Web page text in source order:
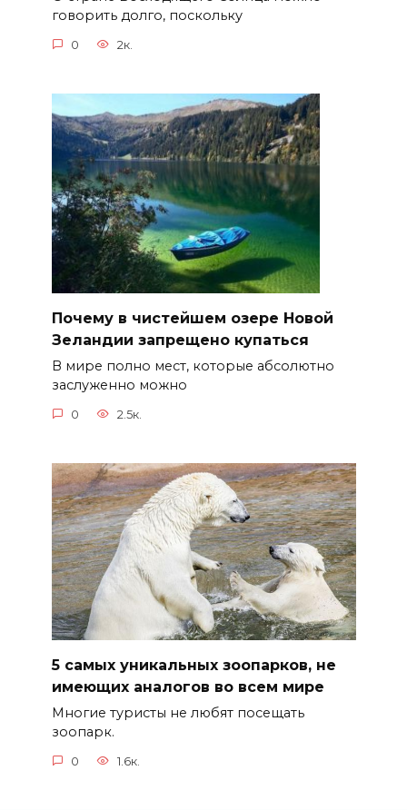
говорить долго, поскольку
0 2к.
Почему в чистейшем озере Новой
Зеландии запрещено купаться
В мире полно мест, которые абсолютно
заслуженно можно
0 2.5к.
5 самых уникальных зоопарков, не
имеющих аналогов во всем мире
Многие туристы не любят посещать
зоопарк.
0 1.6к.